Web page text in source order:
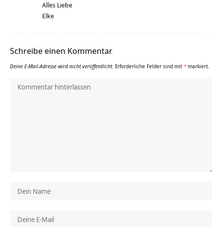
Alles Liebe
Elke
Schreibe einen Kommentar
Deine E-Mail-Adresse wird nicht veröffentlicht. Erforderliche Felder sind mit * markiert.